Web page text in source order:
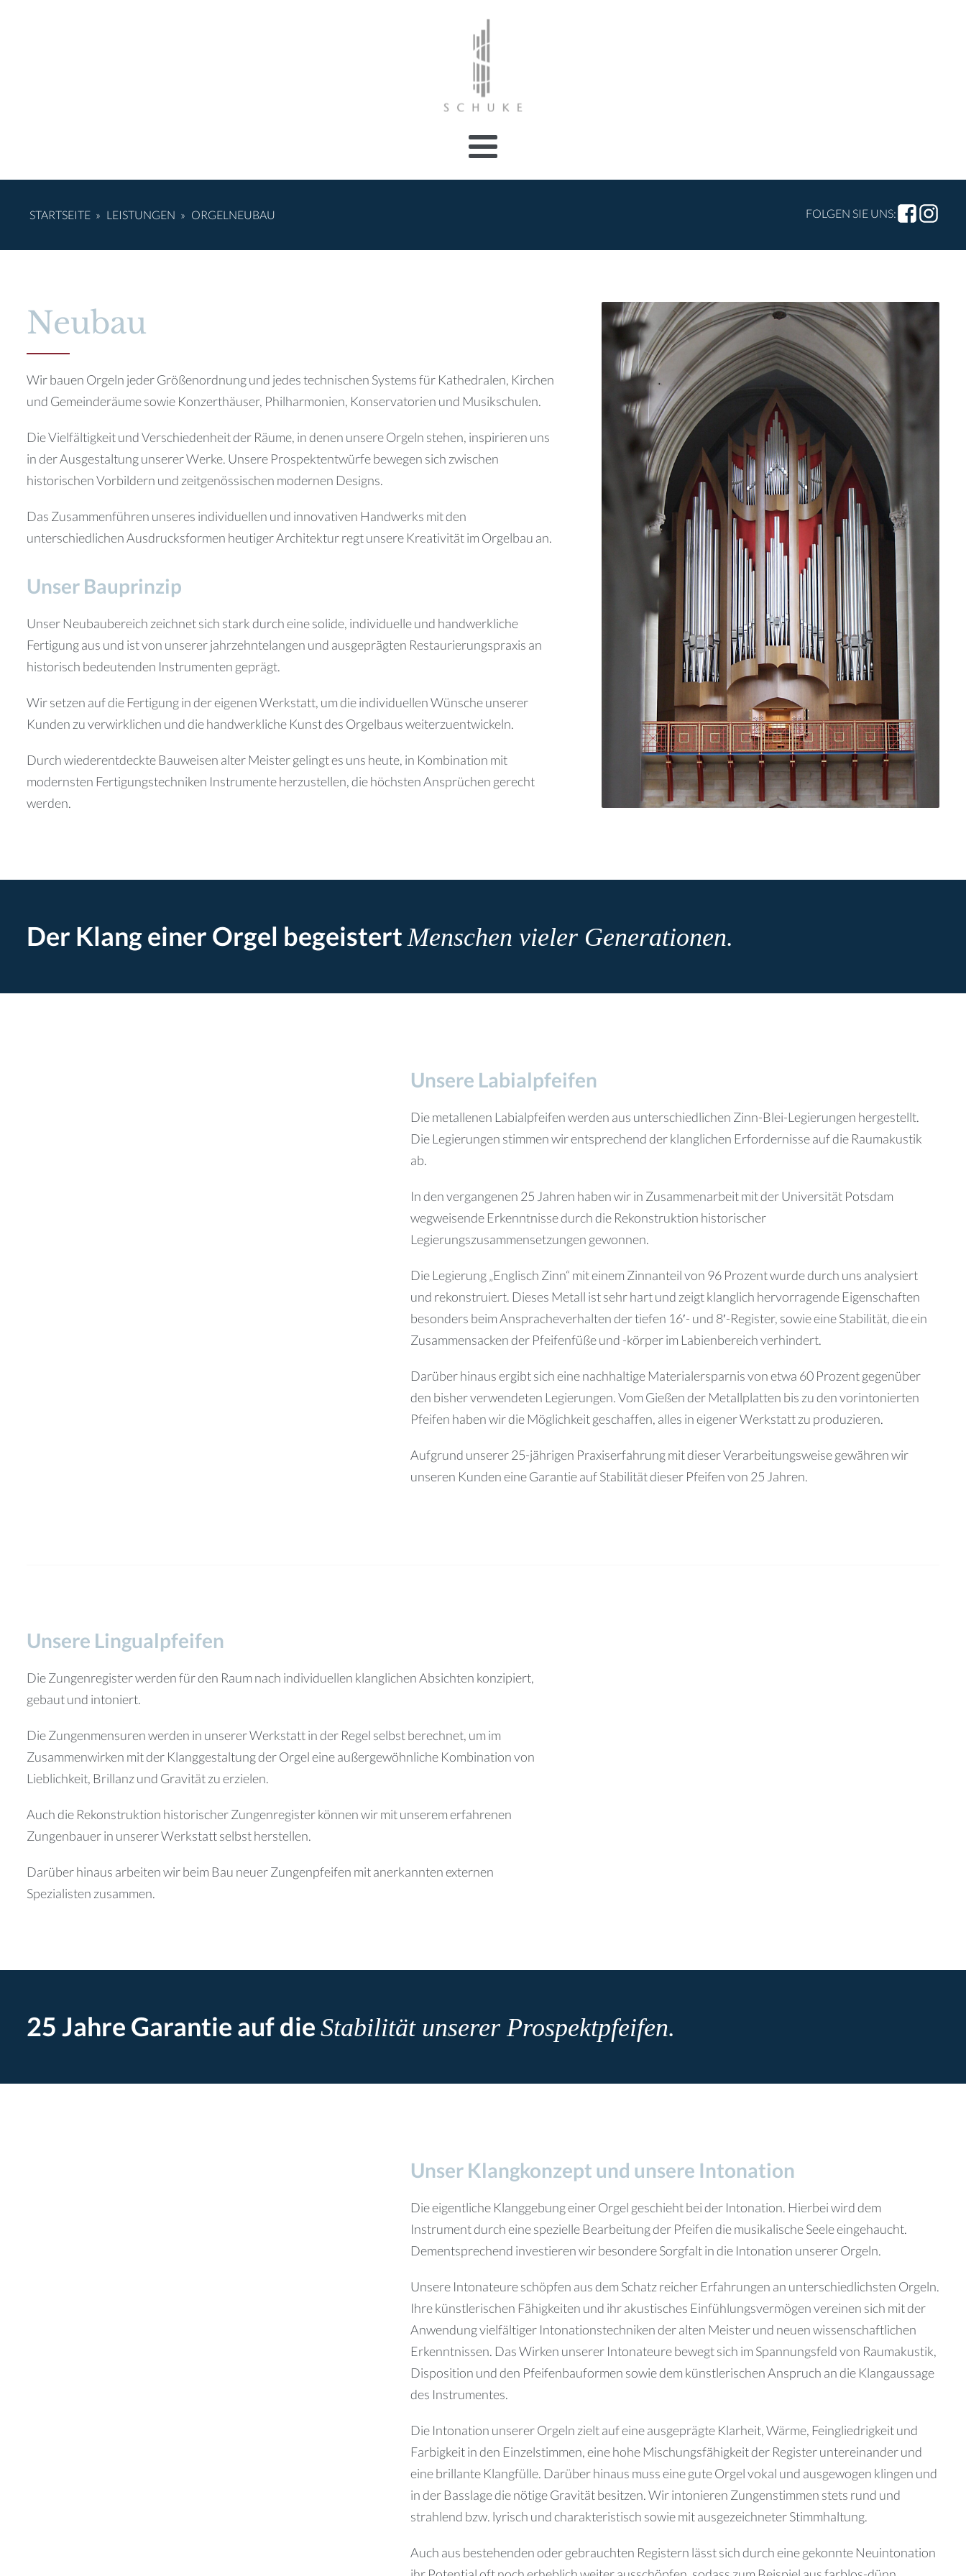
STARTSEITE » LEISTUNGEN » ORGELNEUBAU FOLGEN SIE UNS:
Neubau
Wir bauen Orgeln jeder Größenordnung und jedes technischen Systems für Kathedralen, Kirchen
und Gemeinderäume sowie Konzerthäuser, Philharmonien, Konservatorien und Musikschulen.
Die Vielfältigkeit und Verschiedenheit der Räume, in denen unsere Orgeln stehen, inspirieren uns
in der Ausgestaltung unserer Werke. Unsere Prospektentwürfe bewegen sich zwischen
historischen Vorbildern und zeitgenössischen modernen Designs.
Das Zusammenführen unseres individuellen und innovativen Handwerks mit den
unterschiedlichen Ausdrucksformen heutiger Architektur regt unsere Kreativität im Orgelbau an.
Unser Bauprinzip
Unser Neubaubereich zeichnet sich stark durch eine solide, individuelle und handwerkliche
Fertigung aus und ist von unserer jahrzehntelangen und ausgeprägten Restaurierungspraxis an
historisch bedeutenden Instrumenten geprägt.
Wir setzen auf die Fertigung in der eigenen Werkstatt, um die individuellen Wünsche unserer
Kunden zu verwirklichen und die handwerkliche Kunst des Orgelbaus weiterzuentwickeln.
Durch wiederentdeckte Bauweisen alter Meister gelingt es uns heute, in Kombination mit
modernsten Fertigungstechniken Instrumente herzustellen, die höchsten Ansprüchen gerecht
werden.
Der Klang einer Orgel begeistert Menschen vieler Generationen.
Unsere Labialpfeifen
Die metallenen Labialpfeifen werden aus unterschiedlichen Zinn-Blei-Legierungen hergestellt.
Die Legierungen stimmen wir entsprechend der klanglichen Erfordernisse auf die Raumakustik
ab.
In den vergangenen 25 Jahren haben wir in Zusammenarbeit mit der Universität Potsdam
wegweisende Erkenntnisse durch die Rekonstruktion historischer
Legierungszusammensetzungen gewonnen.
Die Legierung „Englisch Zinn“ mit einem Zinnanteil von 96 Prozent wurde durch uns analysiert
und rekonstruiert. Dieses Metall ist sehr hart und zeigt klanglich hervorragende Eigenschaften
besonders beim Anspracheverhalten der tiefen 16′- und 8′-Register, sowie eine Stabilität, die ein
Zusammensacken der Pfeifenfüße und -körper im Labienbereich verhindert.
Darüber hinaus ergibt sich eine nachhaltige Materialersparnis von etwa 60 Prozent gegenüber
den bisher verwendeten Legierungen. Vom Gießen der Metallplatten bis zu den vorintonierten
Pfeifen haben wir die Möglichkeit geschaffen, alles in eigener Werkstatt zu produzieren.
Aufgrund unserer 25-jährigen Praxiserfahrung mit dieser Verarbeitungsweise gewähren wir
unseren Kunden eine Garantie auf Stabilität dieser Pfeifen von 25 Jahren.
Unsere Lingualpfeifen
Die Zungenregister werden für den Raum nach individuellen klanglichen Absichten konzipiert,
gebaut und intoniert.
Die Zungenmensuren werden in unserer Werkstatt in der Regel selbst berechnet, um im
Zusammenwirken mit der Klanggestaltung der Orgel eine außergewöhnliche Kombination von
Lieblichkeit, Brillanz und Gravität zu erzielen.
Auch die Rekonstruktion historischer Zungenregister können wir mit unserem erfahrenen
Zungenbauer in unserer Werkstatt selbst herstellen.
Darüber hinaus arbeiten wir beim Bau neuer Zungenpfeifen mit anerkannten externen
Spezialisten zusammen.
25 Jahre Garantie auf die Stabilität unserer Prospektpfeifen.
Unser Klangkonzept und unsere Intonation
Die eigentliche Klanggebung einer Orgel geschieht bei der Intonation. Hierbei wird dem
Instrument durch eine spezielle Bearbeitung der Pfeifen die musikalische Seele eingehaucht.
Dementsprechend investieren wir besondere Sorgfalt in die Intonation unserer Orgeln.
Unsere Intonateure schöpfen aus dem Schatz reicher Erfahrungen an unterschiedlichsten Orgeln.
Ihre künstlerischen Fähigkeiten und ihr akustisches Einfühlungsvermögen vereinen sich mit der
Anwendung vielfältiger Intonationstechniken der alten Meister und neuen wissenschaftlichen
Erkenntnissen. Das Wirken unserer Intonateure bewegt sich im Spannungsfeld von Raumakustik,
Disposition und den Pfeifenbauformen sowie dem künstlerischen Anspruch an die Klangaussage
des Instrumentes.
Die Intonation unserer Orgeln zielt auf eine ausgeprägte Klarheit, Wärme, Feingliedrigkeit und
Farbigkeit in den Einzelstimmen, eine hohe Mischungsfähigkeit der Register untereinander und
eine brillante Klangfülle. Darüber hinaus muss eine gute Orgel vokal und ausgewogen klingen und
in der Basslage die nötige Gravität besitzen. Wir intonieren Zungenstimmen stets rund und
strahlend bzw. lyrisch und charakteristisch sowie mit ausgezeichneter Stimmhaltung.
Auch aus bestehenden oder gebrauchten Registern lässt sich durch eine gekonnte Neuintonation